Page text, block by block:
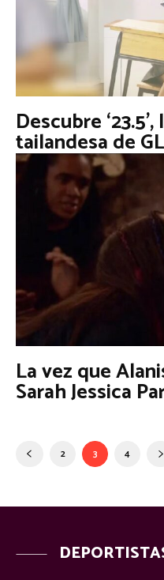
Descubre
tailandesa de
La vez que
Sarah Jessica
2 3 4